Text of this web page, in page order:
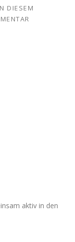
DIESEM
aktiv in den